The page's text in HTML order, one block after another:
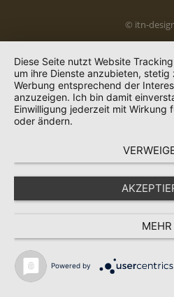
© itn-
Diese Seite nutzt Website
um ihre Dienste anzubieten, stetig
Werbung entsprechend der
anzuzeigen. Ich bin damit
Einwilligung jederzeit mit Wirkung
oder ändern.
MEHR
Powered by